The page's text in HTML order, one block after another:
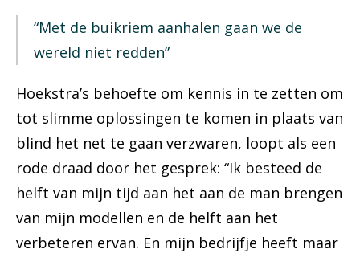
“Met de buikriem aanhalen gaan we de
wereld niet redden”
Hoekstra’s behoefte om kennis in te zetten om
tot slimme oplossingen te komen in plaats van
blind het net te gaan verzwaren, loopt als een
rode draad door het gesprek: “Ik besteed de
helft van mijn tijd aan het aan de man brengen
van mijn modellen en de helft aan het
verbeteren ervan. En mijn bedrijfje heeft maar